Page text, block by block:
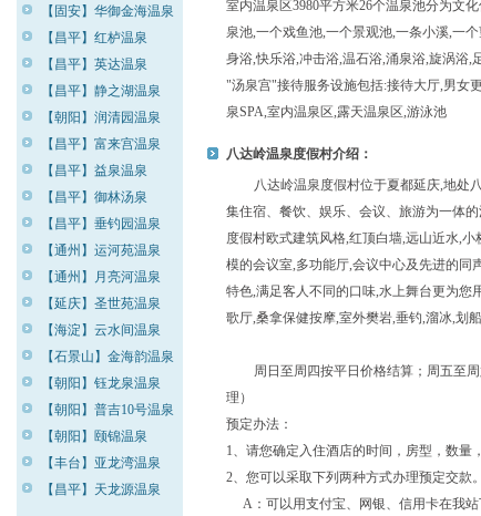
【固安】华御金海温泉
【昌平】红栌温泉
【昌平】英达温泉
【昌平】静之湖温泉
【朝阳】润清园温泉
【昌平】富来宫温泉
【昌平】益泉温泉
【昌平】御林汤泉
【昌平】垂钓园温泉
【通州】运河苑温泉
【通州】月亮河温泉
【延庆】圣世苑温泉
【海淀】云水间温泉
【石景山】金海韵温泉
【朝阳】钰龙泉温泉
【朝阳】普吉10号温泉
【朝阳】颐锦温泉
【丰台】亚龙湾温泉
【昌平】天龙源温泉
室内温泉区3980平方米26个温泉池分为文
泉池,一个戏鱼池,一个景观池,一条小溪,一
身浴,快乐浴,冲击浴,温石浴,涌泉浴,旋涡浴,
"汤泉宫"接待服务设施包括:接待大厅,男女
泉SPA,室内温泉区,露天温泉区,游泳池
八达岭温泉度假村介绍：
八达岭温泉度假村位于夏都延庆,地处
集住宿、餐饮、娱乐、会议、旅游为一体的
度假村欧式建筑风格,红顶白墙,远山近水,
模的会议室,多功能厅,会议中心及先进的同
特色,满足客人不同的口味,水上舞台更为您
歌厅,桑拿保健按摩,室外樊岩,垂钓,溜冰,划
周日至周四按平日价格结算；周五至
理）
预定办法：
1、请您确定入住酒店的时间，房型，数量
2、您可以采取下列两种方式办理预定交款。
A：可以用支付宝、网银、信用卡在我站